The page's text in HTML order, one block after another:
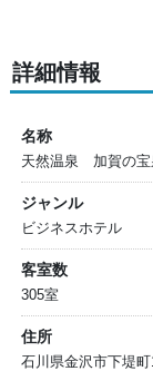
詳細情報
名称
天然温泉 加賀の
ジャンル
ビジネスホテル
客室数
305室
住所
石川県金沢市下堤町